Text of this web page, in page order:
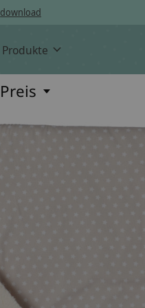
download
Produkte
Preis